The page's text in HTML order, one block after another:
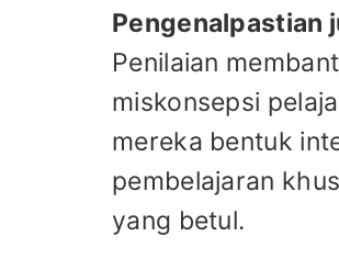
Pengenalpastian
Penilaian
miskonsepsi
mereka bentuk
pembelajaran
yang betul.